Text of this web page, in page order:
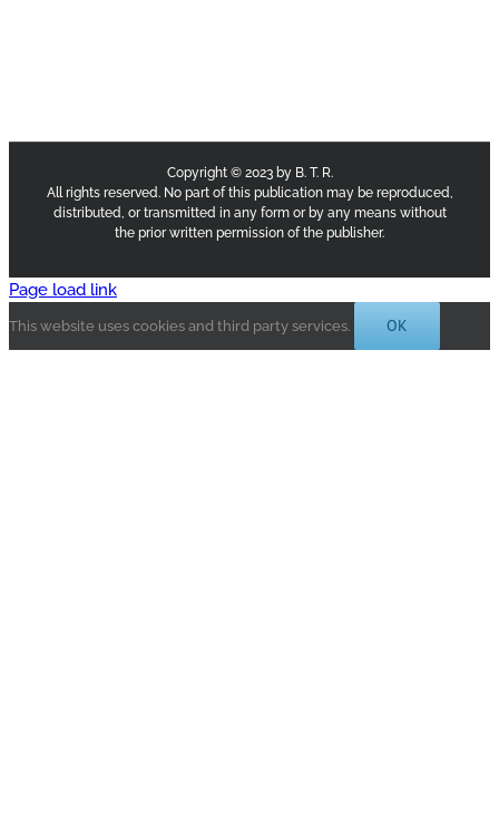
Copyright © 2023 by B. T. R.
All rights reserved. No part of this publication may be reproduced,
distributed, or transmitted in any form or by any means without
the prior written permission of the publisher.
Page load link
This website uses cookies and third party services. OK